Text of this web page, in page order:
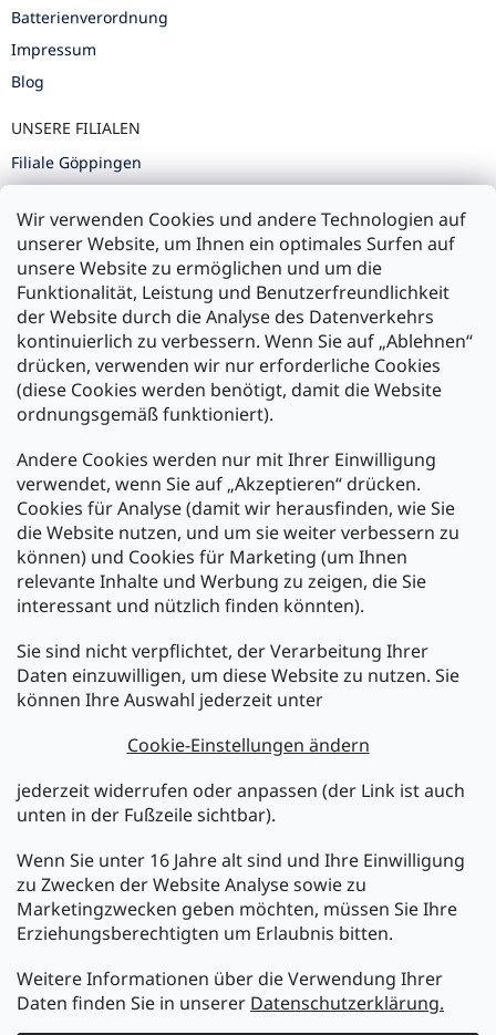
Wir verwenden Cookies und andere Technologien auf
unserer Website, um Ihnen ein optimales Surfen auf
unsere Website zu ermöglichen und um die
Funktionalität, Leistung und Benutzerfreundlichkeit
der Website durch die Analyse des Datenverkehrs
kontinuierlich zu verbessern. Wenn Sie auf „Ablehnen“
drücken, verwenden wir nur erforderliche Cookies
(diese Cookies werden benötigt, damit die Website
ordnungsgemäß funktioniert).
Andere Cookies werden nur mit Ihrer Einwilligung
verwendet, wenn Sie auf „Akzeptieren“ drücken.
Cookies für Analyse (damit wir herausfinden, wie Sie
die Website nutzen, und um sie weiter verbessern zu
können) und Cookies für Marketing (um Ihnen
relevante Inhalte und Werbung zu zeigen, die Sie
interessant und nützlich finden könnten).
Sie sind nicht verpflichtet, der Verarbeitung Ihrer
Daten einzuwilligen, um diese Website zu nutzen. Sie
können Ihre Auswahl jederzeit unter
Cookie-Einstellungen ändern
jederzeit widerrufen oder anpassen (der Link ist auch
unten in der Fußzeile sichtbar).
Wenn Sie unter 16 Jahre alt sind und Ihre Einwilligung
zu Zwecken der Website Analyse sowie zu
Marketingzwecken geben möchten, müssen Sie Ihre
Erziehungsberechtigten um Erlaubnis bitten.
Weitere Informationen über die Verwendung Ihrer
Daten finden Sie in unserer Datenschutzerklärung.
Batterienverordnung
Impressum
Blog
UNSERE FILIALEN
Filiale Göppingen
Filiale Ulm
Zahlung und Versand
Versand mit:
Zahlarten:
Newsletter abonnieren
Legen Sie Ihre E-Mail ein und wir werden Ihnen Informationen
über neue Produkte in unserem E-Shop zusenden.
E-Mail
Melden Sie sich jetzt für den mükra Newsletter an,
kostenlos und jederzeit kündbar! Mit der Anmeldung zum
Newsletter bestätigen Sie Ihr Einverständnis mit der
Datenschutzerklärung.
ANMELDEN